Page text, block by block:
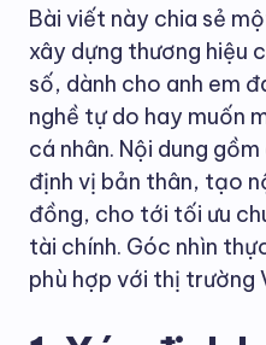
Bài viết này chia sẻ
xây dựng thương hiệu
số, dành cho anh em
nghề tự do hay muốn
cá nhân. Nội dung
định vị bản thân, tạo
đồng, cho tới tối ưu
tài chính. Góc nhìn
phù hợp với thị trường